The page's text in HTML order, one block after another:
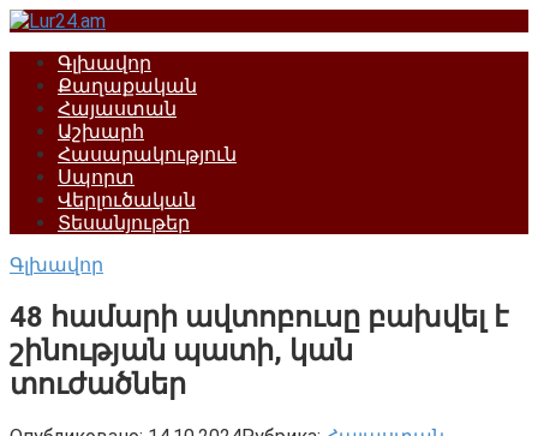
Перейти
контентуԳլխավոր
Քաղաքական
Հայաստան
Աշխարհ
Հասարակություն
Սպորտ
Վերլուծական
Տեսանյութեր
Գլխավոր
48 համարի ավտոբուսը բախվել է
շինության պատի, կան
տուժածներ